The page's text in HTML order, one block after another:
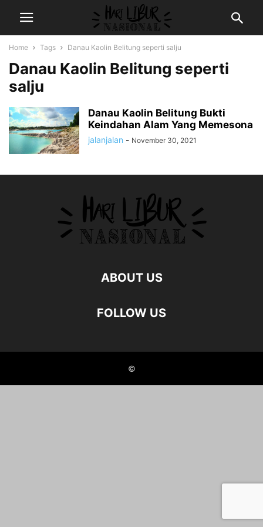
Home Tags Danau Kaolin Belitung seperti salju
Danau Kaolin Belitung seperti
salju
Danau Kaolin Belitung Bukti
Keindahan Alam Yang Memesona
jalanjalan - November 30, 2021
ABOUT US
FOLLOW US
©